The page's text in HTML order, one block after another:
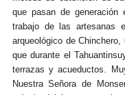
que pasan de generación
trabajo de las artesanas
arqueológico de
que durante el
terrazas y acueductos.
Nuestra Señora de